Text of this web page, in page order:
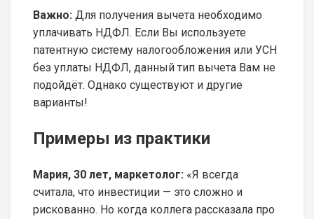
Важно: Для получения вычета необходимо
уплачивать НДФЛ. Если Вы используете
патентную систему налогообложения или УСН
без уплаты НДФЛ, данный тип вычета Вам не
подойдёт. Однако существуют и другие
варианты!
Примеры из практики
Мария, 30 лет, маркетолог: «Я всегда
считала, что инвестиции — это сложно и
рискованно. Но когда коллега рассказала про